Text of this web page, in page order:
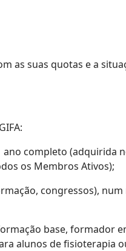
as suas quotas e a
completo (adquirida
os Membros Ativos);
congressos),
base, formador
alunos de fisioterapia